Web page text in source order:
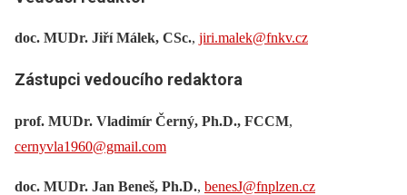
doc. MUDr. Jiří Málek, CSc., jiri.malek@fnkv.cz
Zástupci vedoucího redaktora
prof. MUDr. Vladimír Černý, Ph.D., FCCM,
cernyvla1960@gmail.com
doc. MUDr. Jan Beneš, Ph.D., benesJ@fnplzen.cz